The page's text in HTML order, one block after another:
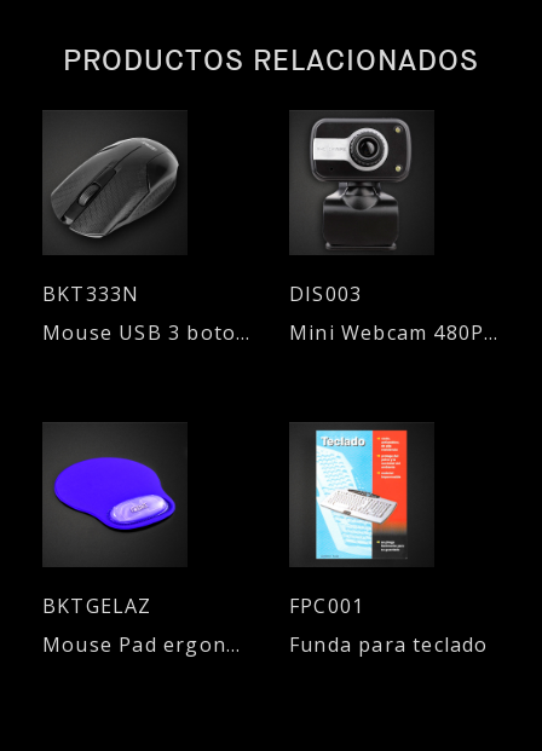
PRODUCTOS RELACIONADOS
BKT333N
Mouse USB 3 botones
DIS003
Mini Webcam 480P con micrófono y luz
BKTGELAZ
Mouse Pad ergonómico - AZUL
FPC001
Funda para teclado